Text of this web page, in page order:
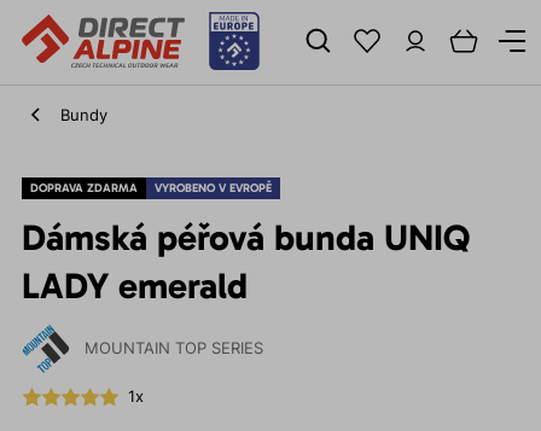
Bundy
DOPRAVA ZDARMA VYROBENO V EVROPĚ
Dámská péřová bunda UNIQ
LADY emerald
MOUNTAIN TOP SERIES
1x